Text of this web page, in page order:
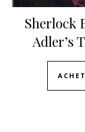
Sherlock
Adler’s